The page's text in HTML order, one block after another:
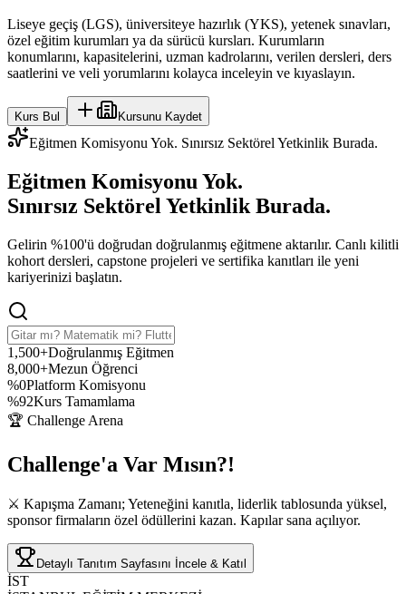
Liseye geçiş (LGS), üniversiteye hazırlık (YKS), yetenek sınavları,
özel eğitim kurumları ya da sürücü kursları. Kurumların
konumlarını, kapasitelerini, uzman kadrolarını, verilen dersleri, ders
saatlerini ve veli yorumlarını kolayca inceleyin ve kıyaslayın.
Kurs Bul Kursunu Kaydet
Eğitmen Komisyonu Yok. Sınırsız Sektörel Yetkinlik Burada.
Eğitmen Komisyonu Yok.
Sınırsız Sektörel YetkinlikBurada.
Gelirin %100'ü doğrudan doğrulanmış eğitmene aktarılır. Canlı kilitli
kohort dersleri, capstone projeleri ve sertifika kanıtları ile yeni
kariyerinizi başlatın.
1,500+Doğrulanmış Eğitmen
8,000+Mezun Öğrenci
%0Platform Komisyonu
%92Kurs Tamamlama
🏆 Challenge Arena
Challenge'a Var Mısın?!
⚔️ Kapışma Zamanı; Yeteneğini kanıtla, liderlik tablosunda yüksel,
sponsor firmaların özel ödüllerini kazan. Kapılar sana açılıyor.
Detaylı Tanıtım Sayfasını İncele & Katıl
İST